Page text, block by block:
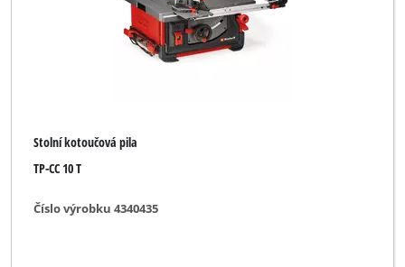
Stolní kotoučová pila
TP-CC 10 T
Číslo výrobku 4340435